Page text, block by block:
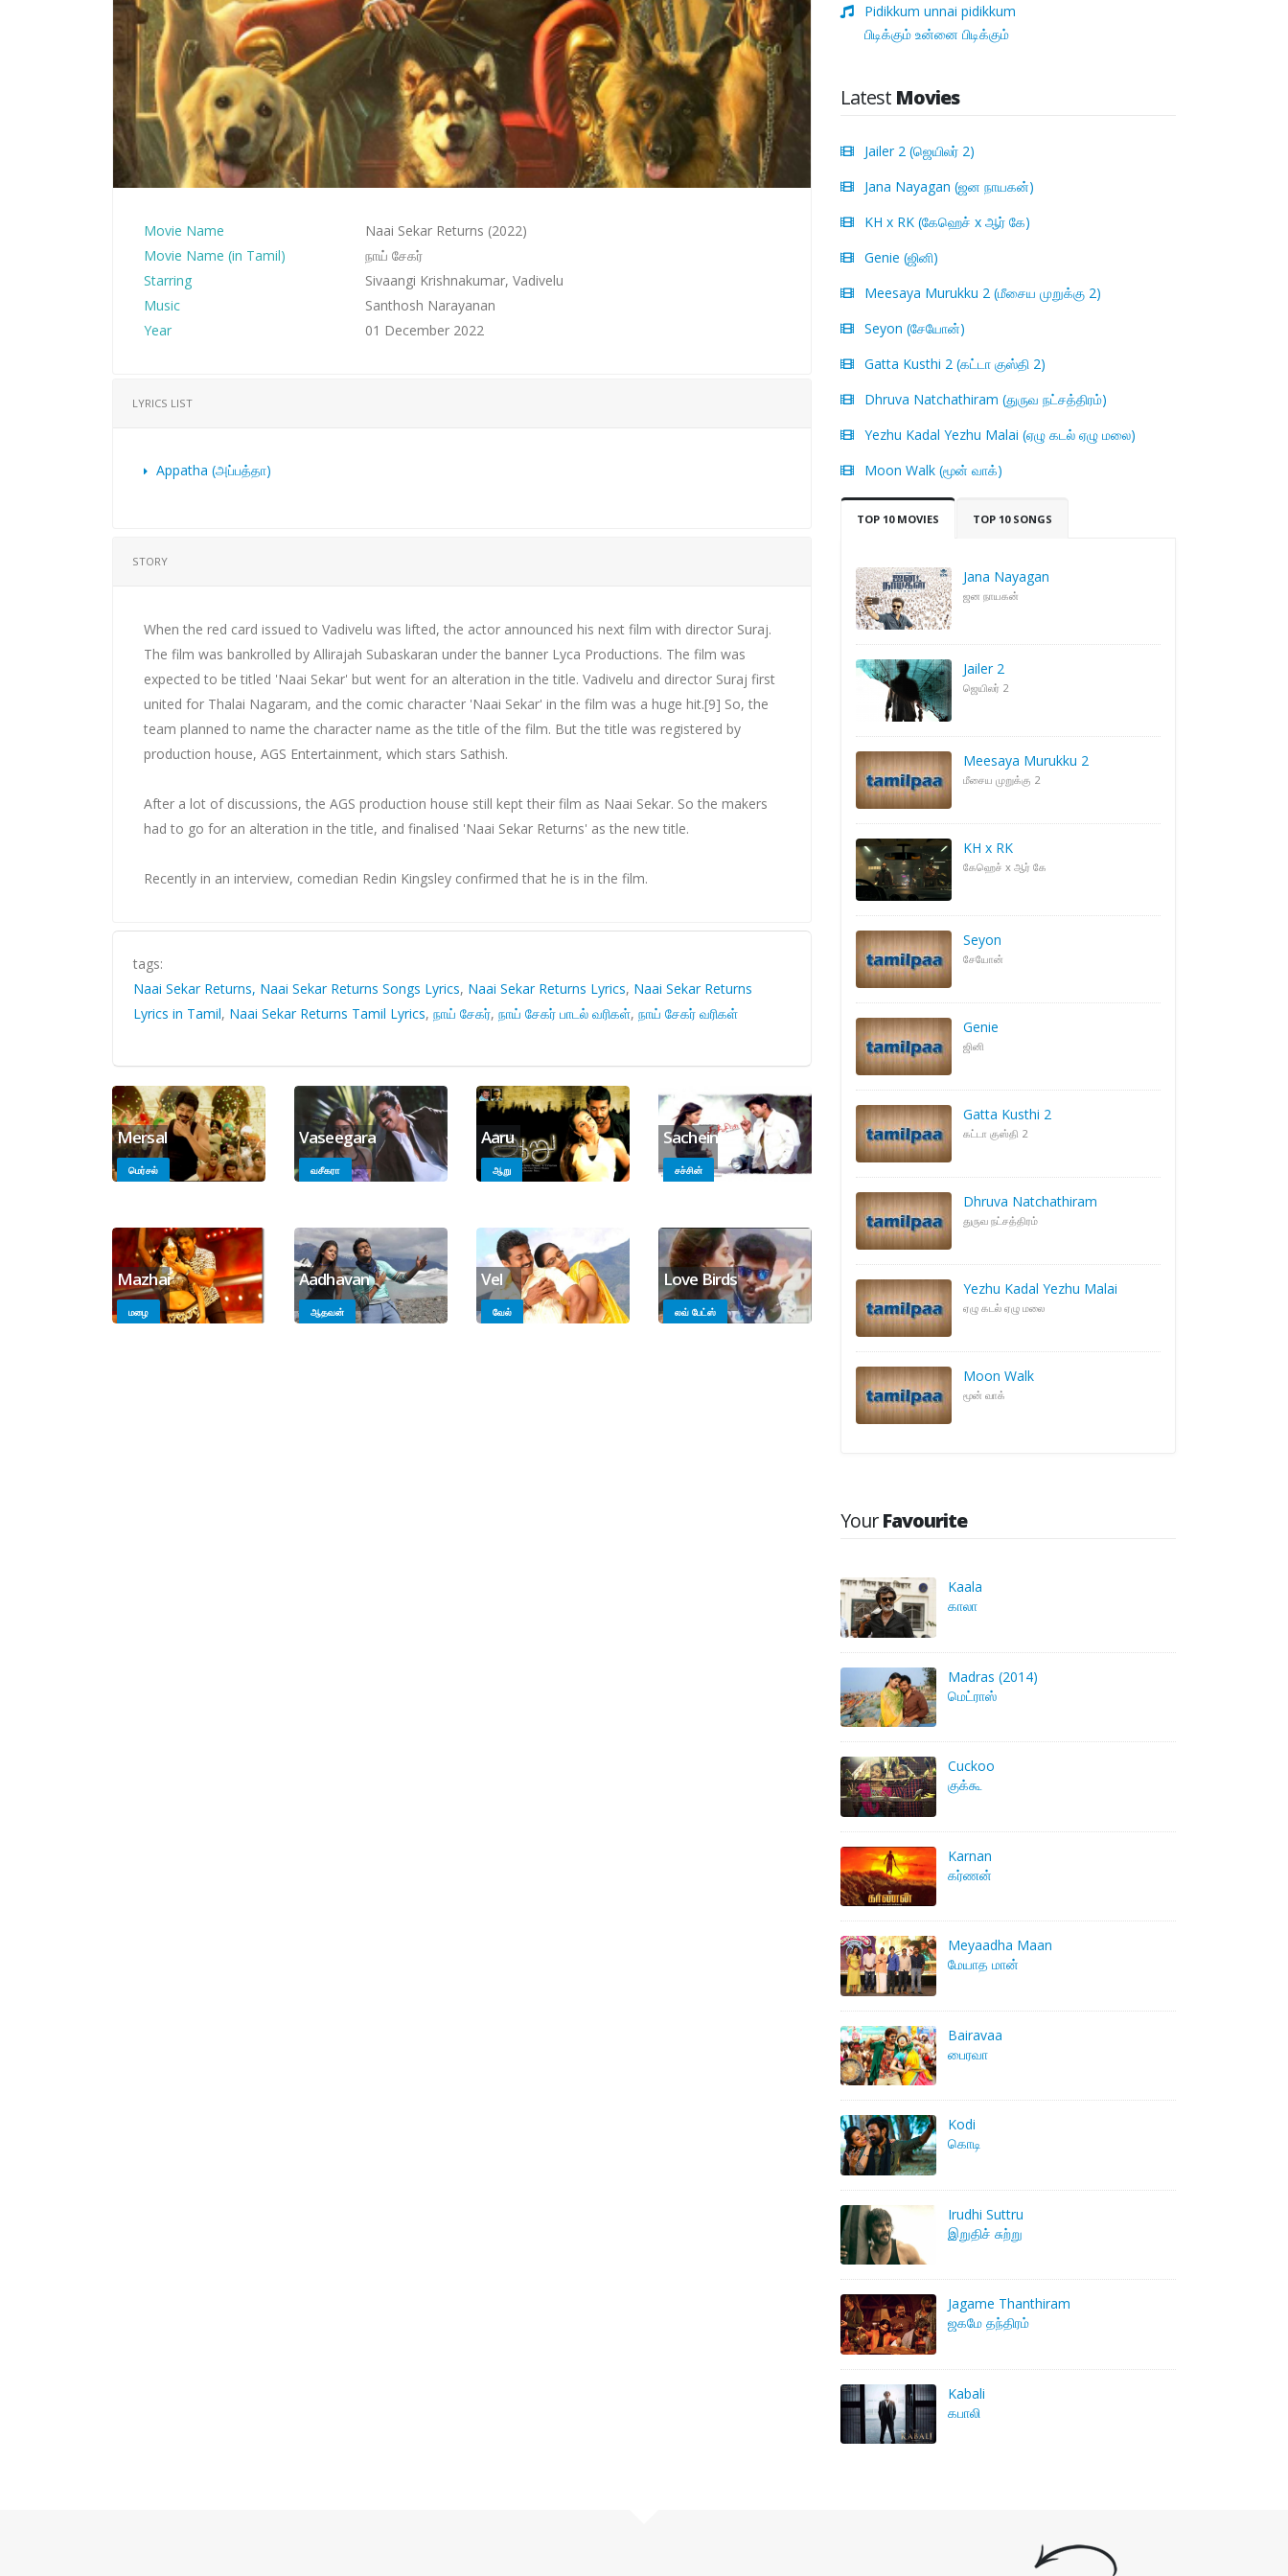
Movie Name
Naai Sekar Returns (2022)
Movie Name (in Tamil)
நாய் சேகர்
Starring
Sivaangi Krishnakumar, Vadivelu
Music
Santhosh Narayanan
Year
01 December 2022
LYRICS LIST
Appatha (அப்பத்தா)
STORY
When the red card issued to Vadivelu was lifted, the actor announced his next film with director Suraj.
The film was bankrolled by Allirajah Subaskaran under the banner Lyca Productions. The film was
expected to be titled 'Naai Sekar' but went for an alteration in the title. Vadivelu and director Suraj first
united for Thalai Nagaram, and the comic character 'Naai Sekar' in the film was a huge hit.[9] So, the
team planned to name the character name as the title of the film. But the title was registered by
production house, AGS Entertainment, which stars Sathish.
After a lot of discussions, the AGS production house still kept their film as Naai Sekar. So the makers
had to go for an alteration in the title, and finalised 'Naai Sekar Returns' as the new title.
Recently in an interview, comedian Redin Kingsley confirmed that he is in the film.
tags:
Naai Sekar Returns, Naai Sekar Returns Songs Lyrics, Naai Sekar Returns Lyrics, Naai Sekar Returns
Lyrics in Tamil, Naai Sekar Returns Tamil Lyrics, நாய் சேகர், நாய் சேகர் பாடல் வரிகள், நாய் சேகர் வரிகள்
Mersal
மெர்சல்
Vaseegara
வசீகரா
Aaru
ஆறு
Sachein
சச்சின்
Mazhai
மழை
Aadhavan
ஆதவன்
Vel
வேல்
Love Birds
லவ் பேட்ஸ்
Pidikkum unnai pidikkum
பிடிக்கும் உன்னை பிடிக்கும்
Latest Movies
Jailer 2 (ஜெயிலர் 2)
Jana Nayagan (ஜன நாயகன்)
KH x RK (கேஹெச் x ஆர் கே)
Genie (ஜினி)
Meesaya Murukku 2 (மீசைய முறுக்கு 2)
Seyon (சேயோன்)
Gatta Kusthi 2 (கட்டா குஸ்தி 2)
Dhruva Natchathiram (துருவ நட்சத்திரம்)
Yezhu Kadal Yezhu Malai (ஏழு கடல் ஏழு மலை)
Moon Walk (மூன் வாக்)
TOP 10 MOVIES TOP 10 SONGS
Jana Nayagan
ஜன நாயகன்
Jailer 2
ஜெயிலர் 2
Meesaya Murukku 2
மீசைய முறுக்கு 2
KH x RK
கேஹெச் x ஆர் கே
Seyon
சேயோன்
Genie
ஜினி
Gatta Kusthi 2
கட்டா குஸ்தி 2
Dhruva Natchathiram
துருவ நட்சத்திரம்
Yezhu Kadal Yezhu Malai
ஏழு கடல் ஏழு மலை
Moon Walk
மூன் வாக்
YourFavourite
Kaala
காலா
Madras (2014)
மெட்ராஸ்
Cuckoo
குக்கூ
Karnan
கர்ணன்
Meyaadha Maan
மேயாத மான்
Bairavaa
பைரவா
Kodi
கொடி
Irudhi Suttru
இறுதிச் சுற்று
Jagame Thanthiram
ஜகமே தந்திரம்
Kabali
கபாலி